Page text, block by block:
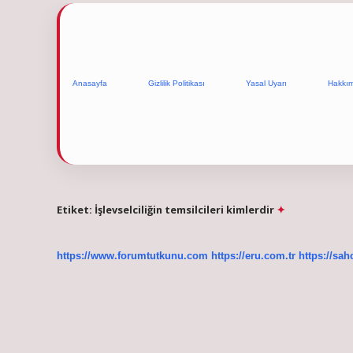
Anasayfa Gizlilik Politikası Yasal Uyarı
Etiket: İşlevselciliğin temsilcileri kimlerdir
https://www.forumtutkunu.com https://eru.com.tr https://